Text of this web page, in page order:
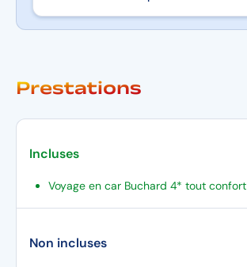
Prestations
Incluses
Voyage en car Buchard 4* tout confort
Non incluses